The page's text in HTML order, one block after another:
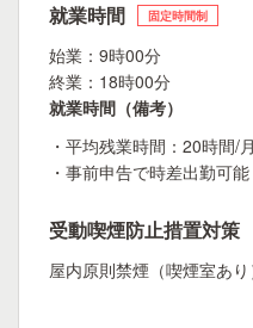
就業時間 固定時間制
始業：9時00分
終業：18時00分
就業時間（備考）
・平均残業時間：20時間/月
・事前申告で時差出勤可能
受動喫煙防止措置対策
屋内原則禁煙（喫煙室あり